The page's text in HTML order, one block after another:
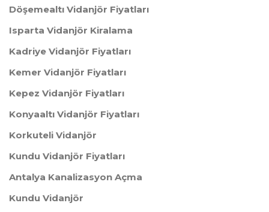
Döşemealtı Vidanjör Fiyatları
Isparta Vidanjör Kiralama
Kadriye Vidanjör Fiyatları
Kemer Vidanjör Fiyatları
Kepez Vidanjör Fiyatları
Konyaaltı Vidanjör Fiyatları
Korkuteli Vidanjör
Kundu Vidanjör Fiyatları ​​​​
Antalya Kanalizasyon Açma
Kundu Vidanjör